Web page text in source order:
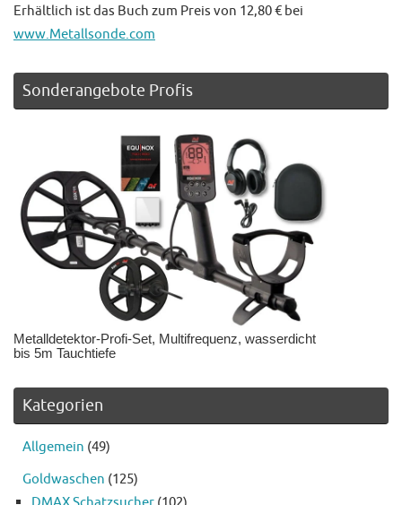
Erhältlich ist das Buch zum Preis von 12,80 € bei
www.Metallsonde.com
Sonderangebote Profis
Metalldetektor-Profi-Set, Multifrequenz, wasserdicht
bis 5m Tauchtiefe
Kategorien
Allgemein (49)
Goldwaschen (125)